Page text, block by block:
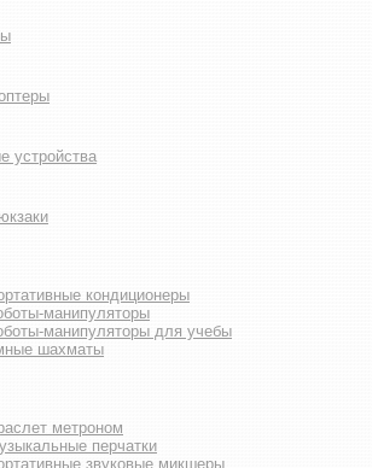
устройства
кондиционеры
манипуляторы
манипуляторы для учебы
шахматы
метроном
перчатки
звуковые микшеры